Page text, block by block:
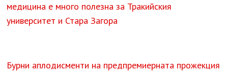
медицина е много полезна за Тракийския
университет и Стара Загора
Бурни аплодисменти на предпремиерната прожекция